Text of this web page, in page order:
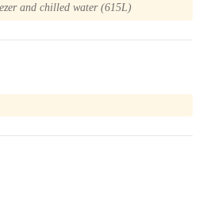
and chilled water (615L)